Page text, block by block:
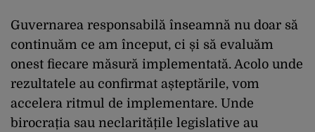
Guvernarea responsabilă înseamnă nu doar să
continuăm ce am început, ci și să evaluăm
onest fiecare măsură implementată. Acolo unde
rezultatele au confirmat așteptările, vom
accelera ritmul de implementare. Unde
birocrația sau neclaritățile legislative au